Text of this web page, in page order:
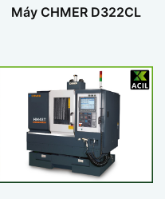
Máy CHMER D322CL